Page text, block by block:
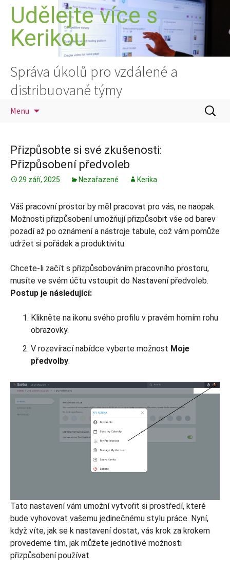
Přejít
obsahu
webu
Udělejte více s
Kerikou
Správa úkolů pro vzdálené a
distribuované týmy
Menu
Přizpůsobte si své zkušenosti:
Přizpůsobení předvoleb
29 září, 2025 Nezařazené Kerika
Váš pracovní prostor by měl pracovat pro vás, ne naopak.
Možnosti přizpůsobení umožňují přizpůsobit vše od barev
pozadí až po oznámení a nástroje tabule, což vám pomůže
udržet si pořádek a produktivitu.
Chcete-li začít s přizpůsobováním pracovního prostoru,
musíte ve svém účtu vstoupit do Nastavení předvoleb.
Postup je následující:
Klikněte na ikonu svého profilu v pravém horním rohu
obrazovky.
V rozevírací nabídce vyberte možnost Moje
předvolby.
Tato nastavení vám umožní vytvořit si prostředí, které
bude vyhovovat vašemu jedinečnému stylu práce. Nyní,
když víte, jak se k nastavení dostat, vás krok za krokem
provedeme tím, jak můžete jednotlivé možnosti
přizpůsobení používat.